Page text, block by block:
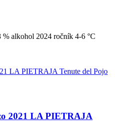
alkohol 2024 ročník 4-6 °C
2021 LA PIETRAJA